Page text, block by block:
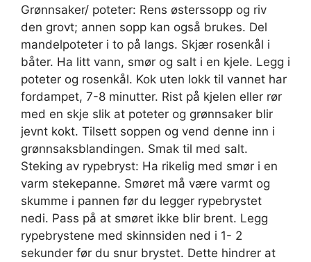
Grønnsaker/ poteter: Rens østerssopp og riv
den grovt; annen sopp kan også brukes. Del
mandelpoteter i to på langs. Skjær rosenkål i
båter. Ha litt vann, smør og salt i en kjele. Legg i
poteter og rosenkål. Kok uten lokk til vannet har
fordampet, 7-8 minutter. Rist på kjelen eller rør
med en skje slik at poteter og grønnsaker blir
jevnt kokt. Tilsett soppen og vend denne inn i
grønnsaksblandingen. Smak til med salt.
Steking av rypebryst: Ha rikelig med smør i en
varm stekepanne. Smøret må være varmt og
skumme i pannen før du legger rypebrystet
nedi. Pass på at smøret ikke blir brent. Legg
rypebrystene med skinnsiden ned i 1- 2
sekunder før du snur brystet. Dette hindrer at